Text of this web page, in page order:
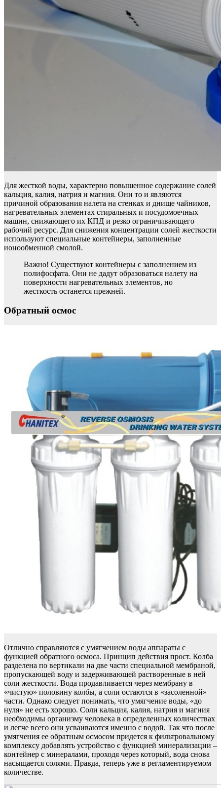
Для жесткой воды, характерно повышенное содержание солей
кальция, калия, натрия и магния. Они то и являются
причиной образования налета на стенках и днище чайников,
нагревательных элементах стиральных и посудомоечных
машин, снижающего их КПД и резко ограничивающего
рабочий ресурс. Для снижения концентрации солей жесткости
используют специальные контейнеры, заполненные
ионообменной смолой.
Важно! Существуют контейнеры с заполнением из
полифосфата. Они не дадут образоваться налету на
поверхности нагревательных элементов, но
жесткость останется прежней.
Обратный осмос
Отлично справляются с умягчением воды аппараты с
функцией обратного осмоса. Принцип действия прост. Колба
разделена по вертикали на две части специальной мембраной,
пропускающей воду и задерживающей растворенные в ней
соли жесткости. Вода продавливается через мембрану в
«чистую» половину колбы, а соли остаются в «засоленной»
части. Однако следует понимать, что умягчение воды, «до
нуля» не есть хорошо. Соли кальция, калия, натрия и магния
необходимы организму человека в определенных количествах
и легче всего они усваиваются именно с водой. Так что после
умягчения ее обратным осмосом придется к фильтровальному
комплексу добавлять устройство с функцией минерализации –
контейнер с минералами, проходя через который, вода снова
насыщается солями. Правда, теперь уже в регламентируемом
количестве.